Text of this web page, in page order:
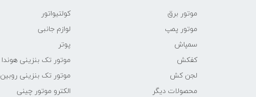
موتور برق
موتور پمپ
سمپاش
کفکش
لجن کش
محصولات دیگر
کولتیواتور
لوازم جانبی
پوتر
موتور تک بنزینی هوندا
موتور تک بنزینی روبین
الکترو موتور چینی